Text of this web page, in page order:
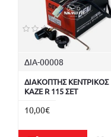
ΔΙΑ-00008
ΔΙΑΚΟΠΤΗΣ ΚΕΝΤΡΙΚΟΣ
KAZE R 115 ΣΕΤ
10,00€